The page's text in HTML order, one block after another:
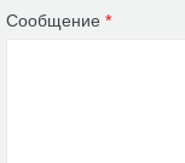
Сообщение *